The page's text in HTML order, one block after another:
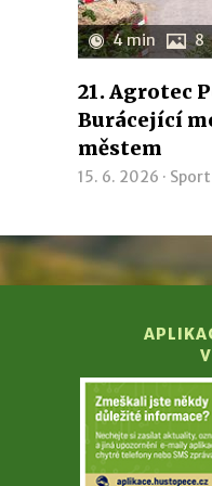
4 min 8
21. Agrotec
Burácející
městem
15. 6. 2026 · Sport